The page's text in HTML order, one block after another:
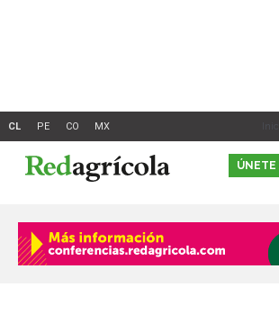
ÚNETE